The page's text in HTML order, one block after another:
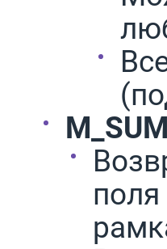
M_SUM